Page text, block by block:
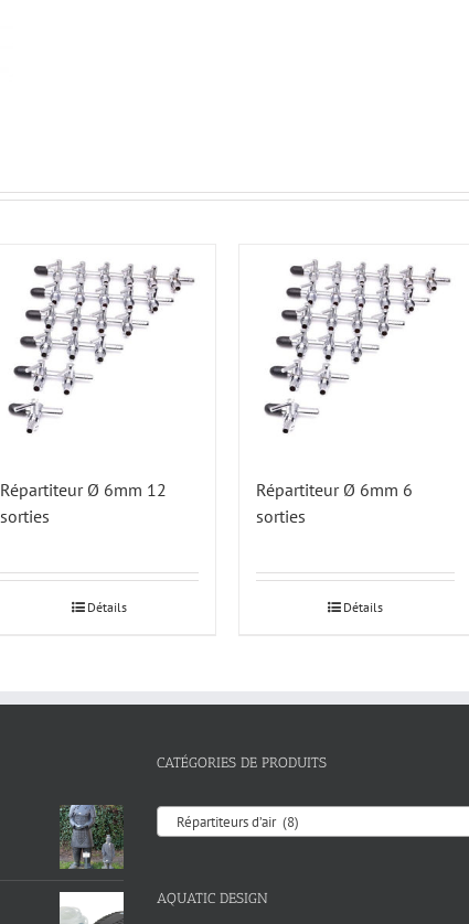
Répartiteur Ø 6mm 12
sorties
Détails
Répartiteur Ø 6mm 6
sorties
Détails
CATÉGORIES DE PRODUITS
Répartiteurs d’air (8)
AQUATIC DESIGN